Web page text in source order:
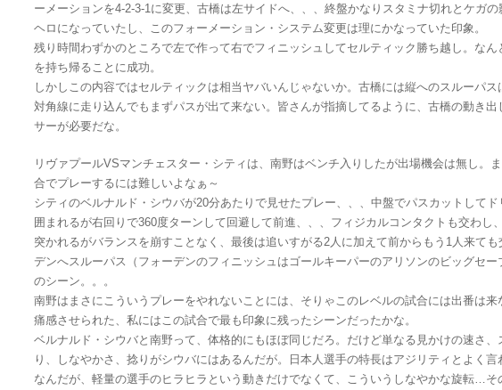
ーメーションを4-2-3-1に変更、古橋は左サイドへ、、、終盤かなりスタミナ切れとケガの
ヘロになっていたし、このフォーメーション・システム変更は理にかなっていた印象。
残り時間わずかのところで左で作って右でフィニッシュしてセルティック勝ち越し。なん
を持ち帰ることに成功。
しかしこの内容ではセルティックは相当ヤバいんじゃないか。古橋には縦へのスルーパス
対角線に走り込んでもまずパスが出て来ない。皆さんが指摘してるように、古橋の動き出
サーが必要だな。
リヴァプールVSマンチェスター・シティは、南野はベンチ入りしたが出場機会は無し。
合でプレーするには難しいよなぁ～
シティのベルナルド・シウバが20分あたりで見せたプレー、、、中盤でパスカットしてド
囲まれるが右回りで360度ターンして回避して前進、、、フィジカルコンタクトも交わし
突かれるがバランスを崩すことなく、最後は追いすがる2人に加えて前からもう1人来て
デンへスルーパス（フォーデンのフィニッシュはゴールキーパーのアリソンのビッグセー
のシーン。。。
南野はまさにこういうプレーをやれないことには、そりゃこのレベルの試合には出番は来
痛感させられた、私にはこの試合で最も印象に残ったシーンだったかな。
ベルナルド・シウバと南野って、体格的にもほぼ同じだろ。だけど単なる見かけの速さ、
り、しなやかさ、捻りがシウバにはあるんだが。日本人選手の特長はアジリティとよく言
なんだが、軽量の選手のヒラヒラという動きだけでなくて、こういうしなやかな旋転…